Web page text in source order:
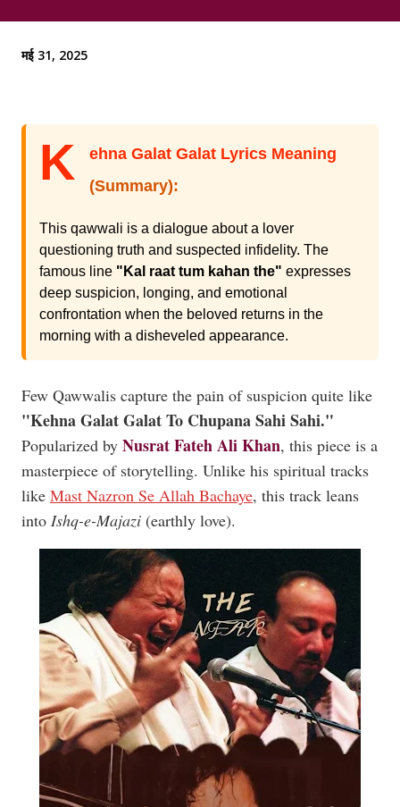
मई 31, 2025
K
ehna Galat Galat Lyrics Meaning
(Summary):
This qawwali is a dialogue about a lover
questioning truth and suspected infidelity. The
famous line "Kal raat tum kahan the" expresses
deep suspicion, longing, and emotional
confrontation when the beloved returns in the
morning with a disheveled appearance.
Few Qawwalis capture the pain of suspicion quite like
"Kehna Galat Galat To Chupana Sahi Sahi."
Popularized by Nusrat Fateh Ali Khan, this piece is a
masterpiece of storytelling. Unlike his spiritual tracks
like Mast Nazron Se Allah Bachaye, this track leans
into Ishq-e-Majazi (earthly love).